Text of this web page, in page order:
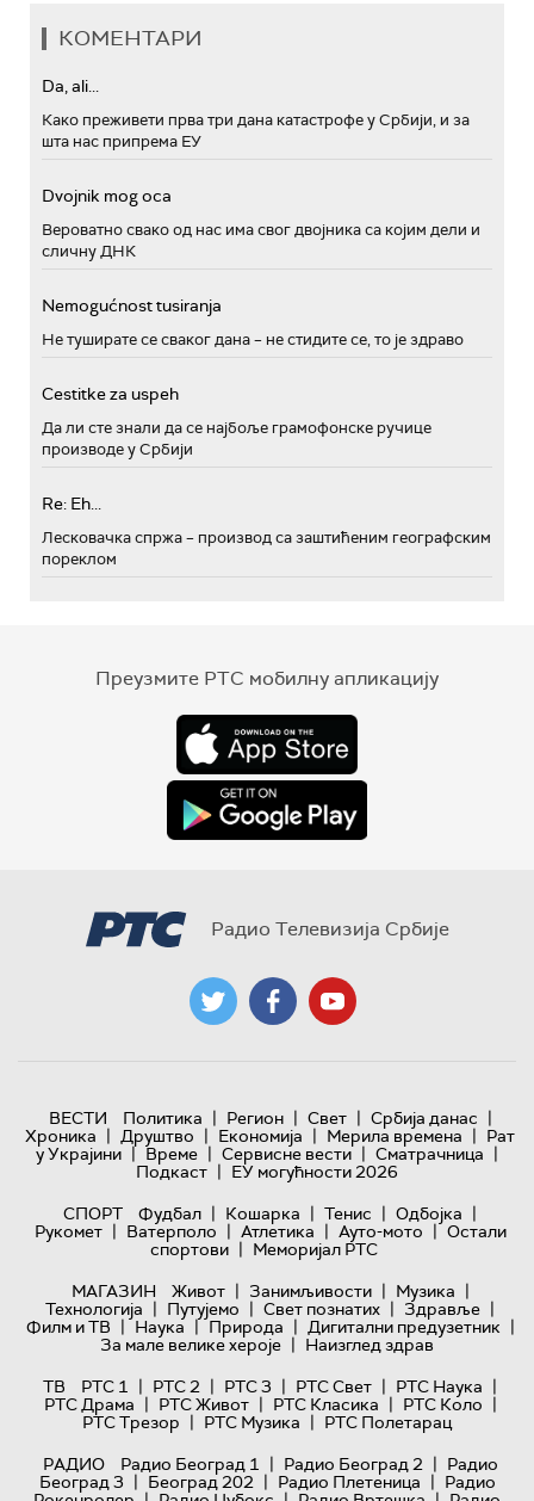
КОМЕНТАРИ
Da, ali...
Како преживети прва три дана катастрофе у Србији, и за
шта нас припрема ЕУ
Dvojnik mog oca
Вероватно свако од нас има свог двојника са којим дели и
сличну ДНК
Nemogućnost tusiranja
Не туширате се сваког дана – не стидите се, то је здраво
Cestitke za uspeh
Да ли сте знали да се најбоље грамофонске ручице
производе у Србији
Re: Eh...
Лесковачка спржа – производ са заштићеним географским
пореклом
Преузмите РТС мобилну апликацију
Радио Телевизија Србије
ВЕСТИ Политика | Регион | Свет | Србија данас |
Хроника | Друштво | Економија | Мерила времена | Рат
у Украјини | Време | Сервисне вести | Сматрачница |
Подкаст | ЕУ могућности 2026
СПОРТ
Фудбал | Кошарка | Тенис | Одбојка |
Рукомет | Ватерполо | Атлетика | Ауто-мото | Остали
спортови | Меморијал РТС
МАГАЗИН
Живот | Занимљивости | Музика |
Технологијa | Путујемо | Свет познатих | Здравље |
Филм и ТВ | Наука | Природа | Дигитални предузетник |
За мале велике хероје | Наизглед здрав
ТВ
РТС 1 | РТС 2 | РТС 3 | РТС Свет | РТС Наука |
РТС Драма | РТС Живот | РТС Класика | РТС Коло |
РТС Трезор | РТС Музика | РТС Полетарац
РАДИО
Радио Београд 1 | Радио Београд 2 | Радио
Београд 3 | Београд 202 | Радио Плетеница | Радио